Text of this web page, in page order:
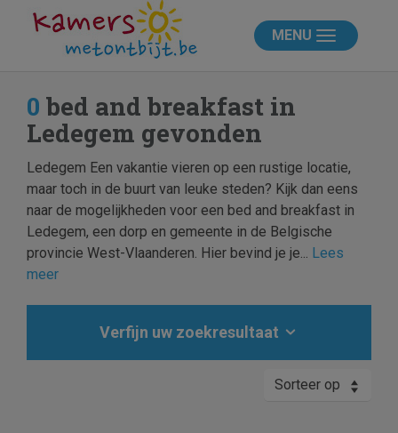
MENU
0 bed and breakfast in
Ledegem gevonden
Ledegem Een vakantie vieren op een rustige locatie,
maar toch in de buurt van leuke steden? Kijk dan eens
naar de mogelijkheden voor een bed and breakfast in
Ledegem, een dorp en gemeente in de Belgische
provincie West-Vlaanderen. Hier bevind je je... Lees
meer
Verfijn uw zoekresultaat
Sorteer op